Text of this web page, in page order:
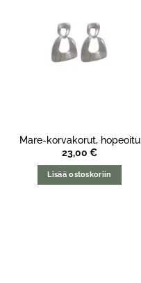
Mare-korvakorut, hopeoitu
23,00 €
Lisää ostoskoriin